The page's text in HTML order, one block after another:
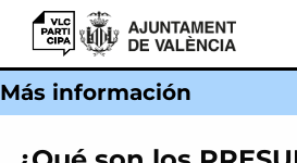
VLCParticipa
Más información